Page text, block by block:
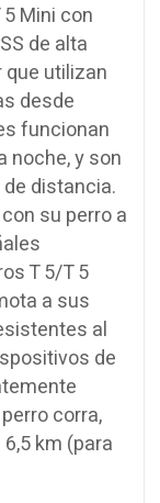
Mini con
de alta
utilizan
desde
funcionan
noche, y son
distancia.
su perro a
T 5/T 5
a sus
al
de
corra,
km (para